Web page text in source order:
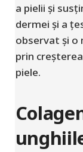
a pielii și
dermei și a
observat și o
prin
piele.